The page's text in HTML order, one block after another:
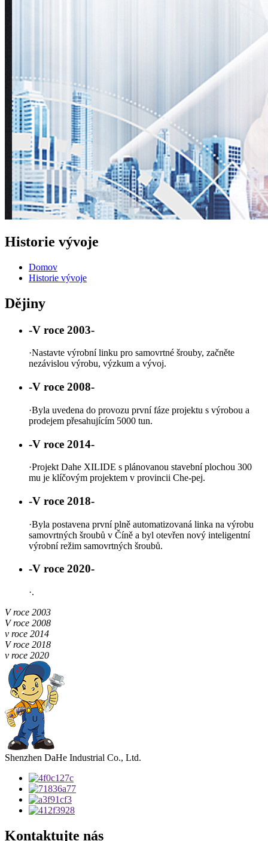
Historie vývoje
Domov
Historie vývoje
Dějiny
-V roce 2003-
·Nastavte výrobní linku pro samovrtné šrouby, začněte
nezávislou výrobu, výzkum a vývoj.
-V roce 2008-
·Byla uvedena do provozu první fáze projektu s výrobou a
prodejem přesahujícím 5000 tun.
-V roce 2014-
·Projekt Dahe XILIDE s plánovanou stavební plochou 300
mu je klíčovým projektem v provincii Che-pej.
-V roce 2018-
·Byla postavena první plně automatizovaná linka na výrobu
samovrtných šroubů v Číně a byl otevřen nový inteligentní
výrobní režim samovrtných šroubů.
-V roce 2020-
·.
V roce 2003
V roce 2008
v roce 2014
V roce 2018
v roce 2020
Shenzhen DaHe Industrial Co., Ltd.
Kontaktujte nás